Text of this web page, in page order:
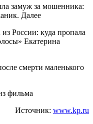
замуж за мошенника:
Далее
России: куда пропала
Екатерина
смерти маленького
фильма
Источник: www.kp.ru